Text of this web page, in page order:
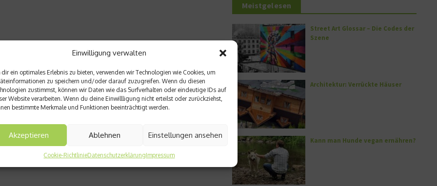
Einwilligung verwalten
dir ein optimales Erlebnis zu bieten, verwenden wir Technologien wie Cookies, um
zu speichern und/oder darauf zuzugreifen. Wenn du diesen
zustimmst, können wir Daten wie das Surfverhalten oder eindeutige IDs auf
Website verarbeiten. Wenn du deine Einwillligung nicht erteilst oder zurückziehst,
bestimmte Merkmale und Funktionen beeinträchtigt werden.
Akzeptieren Ablehnen Einstellungen ansehen
Cookie-RichtlinieDatenschutzerklärungImpressum
Meistgelesen
Street Art Glossar – Die Codes der
Szene
Architektur: Verrückte Häuser
Kann man Hunde vegan ernähren?